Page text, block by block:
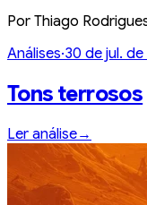
Por Thiago
Análises·30 de jul.
Tons terrosos
Ler análise→